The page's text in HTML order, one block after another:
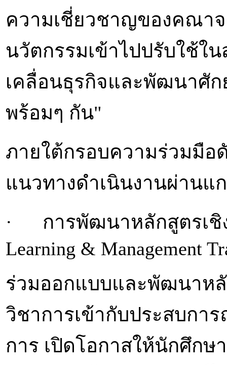
ความเชี่ยวชาญของคณา
นวัตกรรมเข้าไปปรับใช้ใ
เคลื่อนธุรกิจและพัฒนาศั
พร้อมๆ กัน"
ภายใต้กรอบความร่วมมือ
แนวทางดำเนินงานผ่าน
· การพัฒนาหลักสูตรเชิง
Learning & Management
ร่วมออกแบบและพัฒนาห
วิชาการเข้ากับประสบกา
การ เปิดโอกาสให้นักศึก